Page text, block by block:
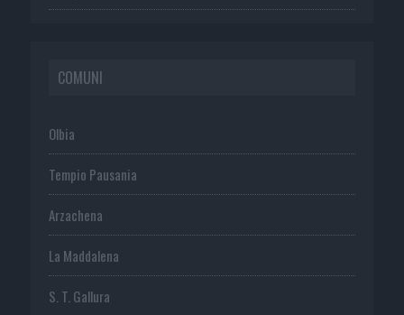
COMUNI
Olbia
Tempio Pausania
Arzachena
La Maddalena
S. T. Gallura